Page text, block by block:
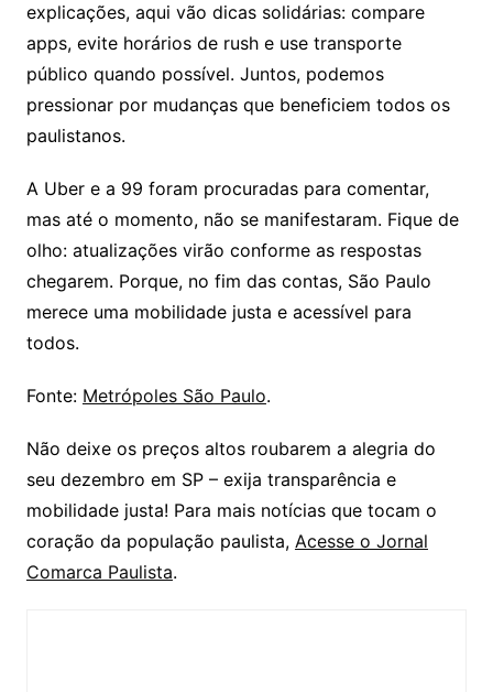
explicações, aqui vão dicas solidárias: compare
apps, evite horários de rush e use transporte
público quando possível. Juntos, podemos
pressionar por mudanças que beneficiem todos os
paulistanos.
A Uber e a 99 foram procuradas para comentar,
mas até o momento, não se manifestaram. Fique de
olho: atualizações virão conforme as respostas
chegarem. Porque, no fim das contas, São Paulo
merece uma mobilidade justa e acessível para
todos.
Fonte: Metrópoles São Paulo.
Não deixe os preços altos roubarem a alegria do
seu dezembro em SP – exija transparência e
mobilidade justa! Para mais notícias que tocam o
coração da população paulista, Acesse o Jornal
Comarca Paulista.